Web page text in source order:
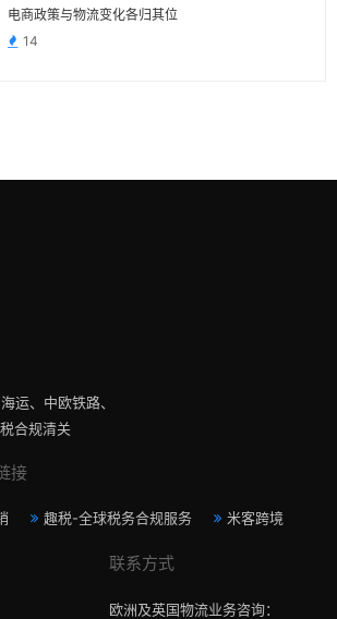
电商政策与物流变化各归其位
14
运、中欧铁路、
合规清关
接
趣税-全球税务合规服务 米客跨境
联系方式
欧洲及英国物流业务咨询：